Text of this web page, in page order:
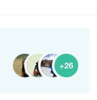
+26